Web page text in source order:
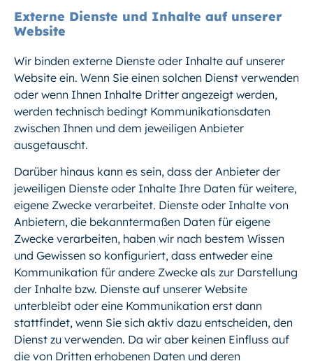
Externe Dienste und Inhalte auf unserer
Website
Wir binden externe Dienste oder Inhalte auf unserer
Website ein. Wenn Sie einen solchen Dienst verwenden
oder wenn Ihnen Inhalte Dritter angezeigt werden,
werden technisch bedingt Kommunikationsdaten
zwischen Ihnen und dem jeweiligen Anbieter
ausgetauscht.
Darüber hinaus kann es sein, dass der Anbieter der
jeweiligen Dienste oder Inhalte Ihre Daten für weitere,
eigene Zwecke verarbeitet. Dienste oder Inhalte von
Anbietern, die bekanntermaßen Daten für eigene
Zwecke verarbeiten, haben wir nach bestem Wissen
und Gewissen so konfiguriert, dass entweder eine
Kommunikation für andere Zwecke als zur Darstellung
der Inhalte bzw. Dienste auf unserer Website
unterbleibt oder eine Kommunikation erst dann
stattfindet, wenn Sie sich aktiv dazu entscheiden, den
Dienst zu verwenden. Da wir aber keinen Einfluss auf
die von Dritten erhobenen Daten und deren